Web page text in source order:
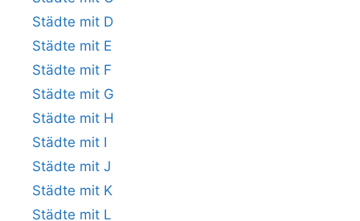
Städte mit D
Städte mit E
Städte mit F
Städte mit G
Städte mit H
Städte mit I
Städte mit J
Städte mit K
Städte mit L